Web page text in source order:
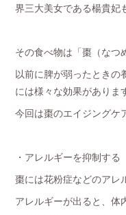
界三大美女である楊貴妃
その食べ物は「棗（なつ
以前に脾が弱ったときの
には様々な効果がありま
今回は棗のエイジングケ
・アレルギーを抑制する
棗には花粉症などのアレ
アレルギーが出ると、体